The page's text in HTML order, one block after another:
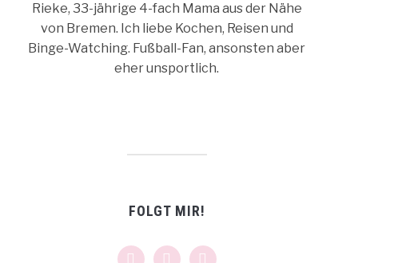
Rieke, 33-jährige 4-fach Mama aus der Nähe
von Bremen. Ich liebe Kochen, Reisen und
Binge-Watching. Fußball-Fan, ansonsten aber
eher unsportlich.
FOLGT MIR!
facebookinstagrampinterest